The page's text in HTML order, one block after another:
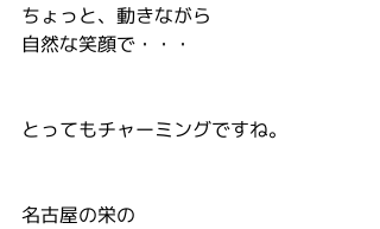
ちょっと、動きながら
自然な笑顔で・・・
とってもチャーミングですね。
名古屋の栄の